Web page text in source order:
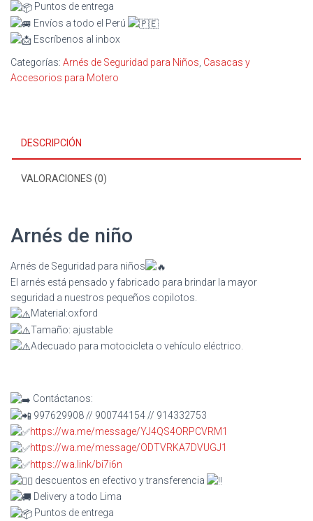
Puntos de entrega
Envíos a todo el Perú
Escríbenos al inbox
Categorías: Arnés de Seguridad para Niños Casacas y
Accesorios para Motero
DESCRIPCIÓN
VALORACIONES (0)
Arnés de niño
Arnés de Seguridad para niños
El arnés está pensado y fabricado para brindar la mayor
seguridad a nuestros pequeños copilotos.
Material:oxford
Tamaño: ajustable
Adecuado para motocicleta o vehículo eléctrico.
Contáctanos:
997629908 // 900744154 // 914332753
https://wa.me/message/YJ4QS4ORPCVRM1
https://wa.me/message/ODTVRKA7DVUGJ1
https://wa.link/bi7i6n
descuentos en efectivo y transferencia
Delivery a todo Lima
Puntos de entrega